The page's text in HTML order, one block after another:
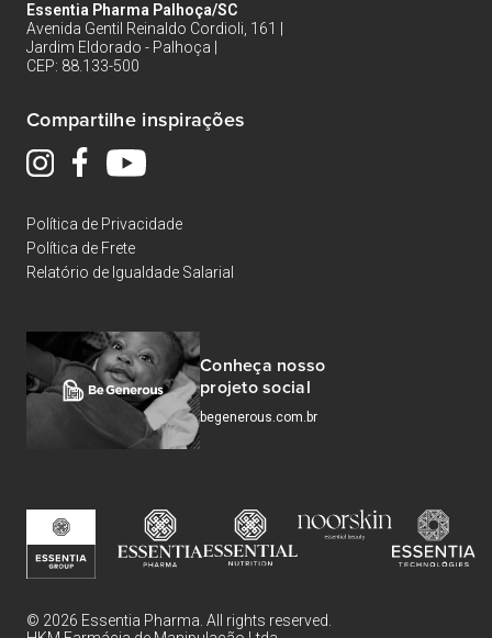
Essentia Pharma Palhoça/SC
Avenida Gentil Reinaldo Cordioli, 161 |
Jardim Eldorado - Palhoça |
CEP: 88.133-500
Compartilhe inspirações
Política de Privacidade
Política de Frete
Relatório de Igualdade Salarial
Conheça nosso
projeto social
begenerous.com.br
© 2026 Essentia Pharma. All rights reserved.